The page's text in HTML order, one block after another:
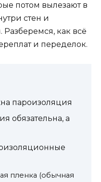
потом вылезают в
стен и
как всё
и переделок.
пароизоляция
обязательна, а
пленка (обычная